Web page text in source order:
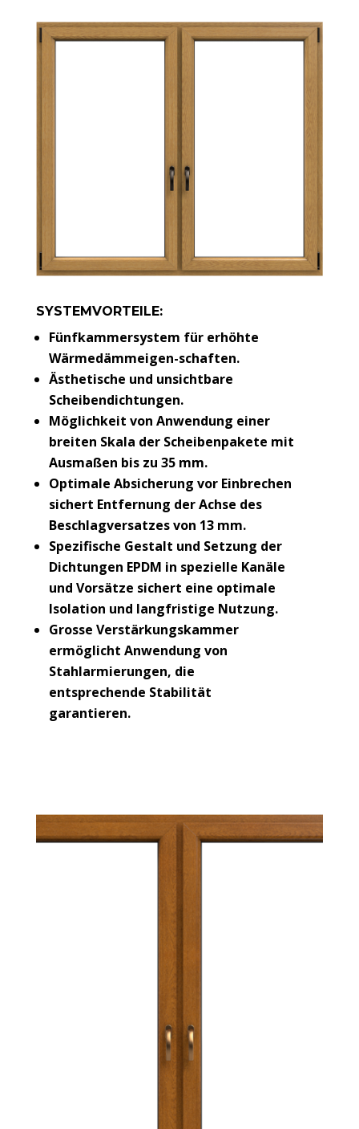
SYSTEMVORTEILE:
Fünfkammersystem für erhöhte
Wärmedämmeigen-schaften.
Ästhetische und unsichtbare
Scheibendichtungen.
Möglichkeit von Anwendung einer
breiten Skala der Scheibenpakete mit
Ausmaßen bis zu 35 mm.
Optimale Absicherung vor Einbrechen
sichert Entfernung der Achse des
Beschlagversatzes von 13 mm.
Spezifische Gestalt und Setzung der
Dichtungen EPDM in spezielle Kanäle
und Vorsätze sichert eine optimale
Isolation und langfristige Nutzung.
Grosse Verstärkungskammer
ermöglicht Anwendung von
Stahlarmierungen, die
entsprechende Stabilität
garantieren.